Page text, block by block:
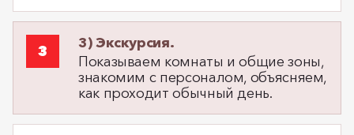
3) Экскурсия.
Показываем комнаты и общие зоны,
знакомим с персоналом, объясняем,
как проходит обычный день.